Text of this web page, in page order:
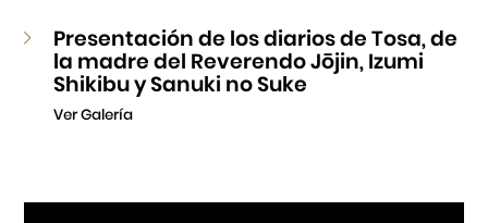
Presentación de los diarios de Tosa, de
la madre del Reverendo Jōjin, Izumi
Shikibu y Sanuki no Suke
Ver Galería